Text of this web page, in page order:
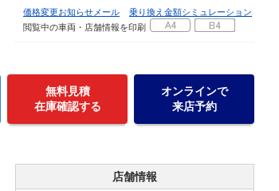
価格変更お知らせメール
乗り換え金額シミュレーション
閲覧中の車両・店舗情報を印刷
無料見積
在庫確認する
オンラインで
来店予約
店舗情報